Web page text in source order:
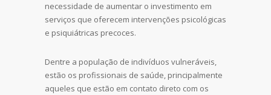
necessidade de aumentar o investimento em
serviços que oferecem intervenções psicológicas
e psiquiátricas precoces.
Dentre a população de indivíduos vulneráveis,
estão os profissionais de saúde, principalmente
aqueles que estão em contato direto com os